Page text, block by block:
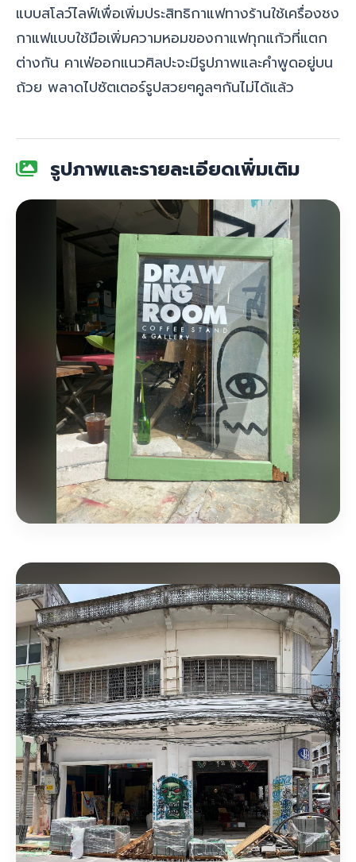
แบบสโลว์ไลฟ์เพื่อเพิ่มประสิทธิกาแฟทางร้านใช้เครื่องชง
กาแฟแบบใช้มือเพิ่มความหอมของกาแฟทุกแก้วที่แตก
ต่างกัน คาเฟ่ออกแนวศิลปะจะมีรูปภาพและคำพูดอยู่บน
ถ้วย พลาดไปซัตเตอร์รูปสวยๆคูลๆกันไม่ได้แล้ว
รูปภาพและรายละเอียดเพิ่มเติม